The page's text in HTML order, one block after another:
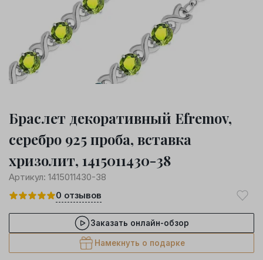
Браслет декоративный Efremov,
серебро 925 проба, вставка
хризолит, 1415011430-38
Артикул: 1415011430-38
0 отзывов
Заказать онлайн-обзор
Намекнуть о подарке